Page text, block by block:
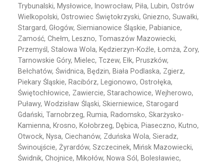
Trybunalski, Mysłowice, Inowrocław, Piła, Lubin, Ostrów
Wielkopolski, Ostrowiec Świętokrzyski, Gniezno, Suwałki,
Stargard, Głogów, Siemianowice Śląskie, Pabianice,
Zamość, Chełm, Leszno, Tomaszów Mazowiecki,
Przemyśl, Stalowa Wola, Kędzierzyn-Koźle, Łomża, Żory,
Tarnowskie Góry, Mielec, Tczew, Ełk, Pruszków,
Bełchatów, Świdnica, Będzin, Biała Podlaska, Zgierz,
Piekary Śląskie, Racibórz, Legionowo, Ostrołęka,
Świętochłowice, Zawiercie, Starachowice, Wejherowo,
Puławy, Wodzisław Śląski, Skierniewice, Starogard
Gdański, Tarnobrzeg, Rumia, Radomsko, Skarżysko-
Kamienna, Krosno, Kołobrzeg, Dębica, Piaseczno, Kutno,
Otwock, Nysa, Ciechanów, Zduńska Wola, Sieradz,
Świnoujście, Żyrardów, Szczecinek, Mińsk Mazowiecki,
Świdnik, Chojnice, Mikołów, Nowa Sól, Bolesławiec,